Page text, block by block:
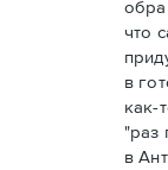
что
в
как-
"раз
в